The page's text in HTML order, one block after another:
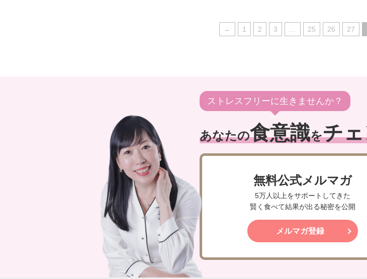
← 1 2 3 25 26 27
ストレスフリーに生きませんか？
あなたの食意識をチ
無料公式メルマガ
5万人以上をサポートしてきた
賢く食べて結果が出る秘密を公開
メルマガ登録